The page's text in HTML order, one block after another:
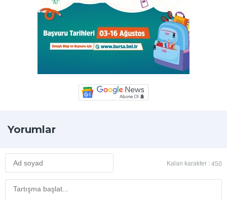
Yorumlar
Kalan karakter : 450